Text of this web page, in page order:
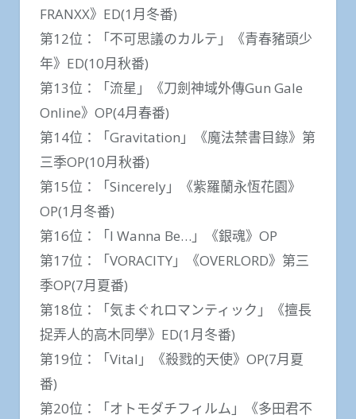
FRANXX》ED(1月冬番)
第12位：「不可思議のカルテ」《青春豬頭少
年》ED(10月秋番)
第13位：「流星」《刀劍神域外傳Gun Gale
Online》OP(4月春番)
第14位：「Gravitation」《魔法禁書目錄》第
三季OP(10月秋番)
第15位：「Sincerely」《紫羅蘭永恆花園》
OP(1月冬番)
第16位：「I Wanna Be…」《銀魂》OP
第17位：「VORACITY」《OVERLORD》第三
季OP(7月夏番)
第18位：「気まぐれロマンティック」《擅長
捉弄人的高木同學》ED(1月冬番)
第19位：「Vital」《殺戮的天使》OP(7月夏
番)
第20位：「オトモダチフィルム」《多田君不